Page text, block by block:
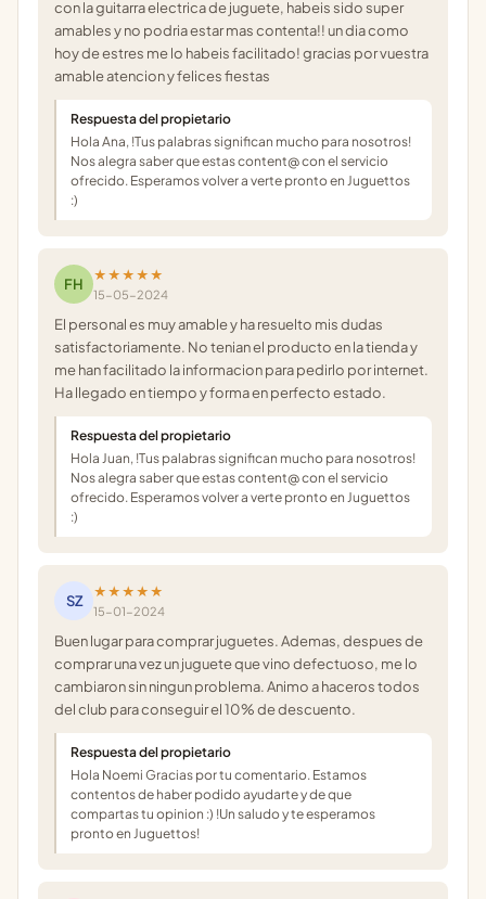
con la guitarra electrica de juguete, habeis sido super
amables y no podria estar mas contenta!! un dia como
hoy de estres me lo habeis facilitado! gracias por vuestra
amable atencion y felices fiestas
Respuesta del propietario
Hola Ana, !Tus palabras significan mucho para nosotros!
Nos alegra saber que estas content@ con el servicio
ofrecido. Esperamos volver a verte pronto en Juguettos
:)
FH
★★★★★
15-05-2024
El personal es muy amable y ha resuelto mis dudas
satisfactoriamente. No tenian el producto en la tienda y
me han facilitado la informacion para pedirlo por internet.
Ha llegado en tiempo y forma en perfecto estado.
Respuesta del propietario
Hola Juan, !Tus palabras significan mucho para nosotros!
Nos alegra saber que estas content@ con el servicio
ofrecido. Esperamos volver a verte pronto en Juguettos
:)
SZ
★★★★★
15-01-2024
Buen lugar para comprar juguetes. Ademas, despues de
comprar una vez un juguete que vino defectuoso, me lo
cambiaron sin ningun problema. Animo a haceros todos
del club para conseguir el 10% de descuento.
Respuesta del propietario
Hola Noemi Gracias por tu comentario. Estamos
contentos de haber podido ayudarte y de que
compartas tu opinion :) !Un saludo y te esperamos
pronto en Juguettos!